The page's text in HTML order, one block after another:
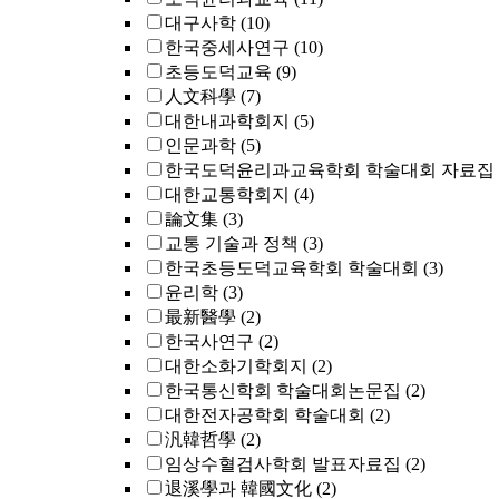
대구사학 (10)
한국중세사연구 (10)
초등도덕교육 (9)
人文科學 (7)
대한내과학회지 (5)
인문과학 (5)
한국도덕윤리과교육학회 학술대회 자료집
대한교통학회지 (4)
論文集 (3)
교통 기술과 정책 (3)
한국초등도덕교육학회 학술대회 (3)
윤리학 (3)
最新醫學 (2)
한국사연구 (2)
대한소화기학회지 (2)
한국통신학회 학술대회논문집 (2)
대한전자공학회 학술대회 (2)
汎韓哲學 (2)
임상수혈검사학회 발표자료집 (2)
退溪學과 韓國文化 (2)